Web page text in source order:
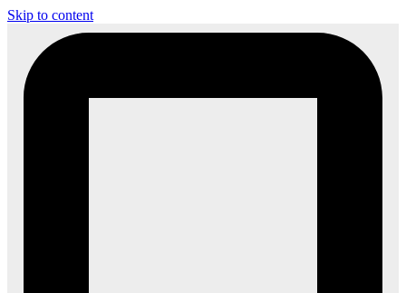
Skip to content